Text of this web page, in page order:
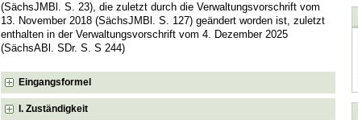
(SächsJMBl. S. 23), die zuletzt durch die Verwaltungsvorschrift vom
13. November 2018 (SächsJMBl. S. 127) geändert worden ist, zuletzt
enthalten in der Verwaltungsvorschrift vom 4. Dezember 2025
(SächsABl. SDr. S. S 244)
Eingangsformel
I. Zuständigkeit